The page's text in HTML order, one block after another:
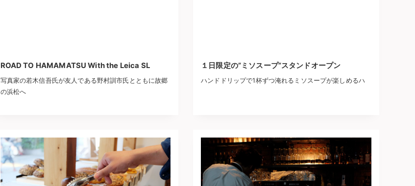
ROAD TO HAMAMATSU With the Leica SL
写真家の若木信吾氏が友人である野村訓市氏とともに故郷
の浜松へ
１日限定の”ミソスープ”スタンドオープン
ハンドドリップで1杯ずつ淹れるミソスープが楽しめるハ